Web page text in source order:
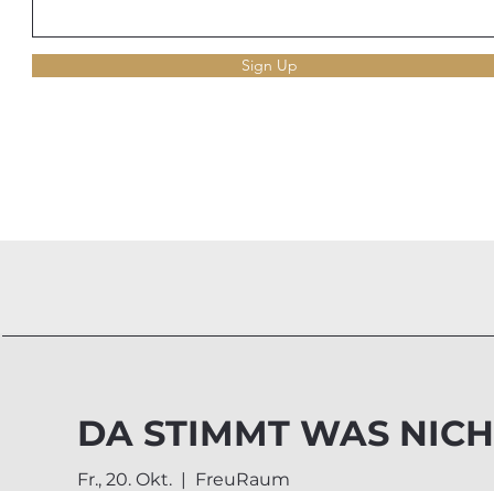
Sign Up
DA STIMMT WAS
Fr., 20. Okt.
  |
FreuRaum